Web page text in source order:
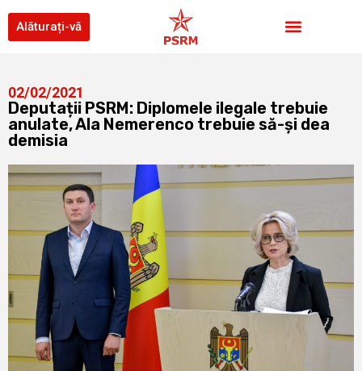
Alăturați-vă
02/02/2021
Deputații PSRM: Diplomele ilegale trebuie
anulate, Ala Nemerenco trebuie să-și dea
demisia